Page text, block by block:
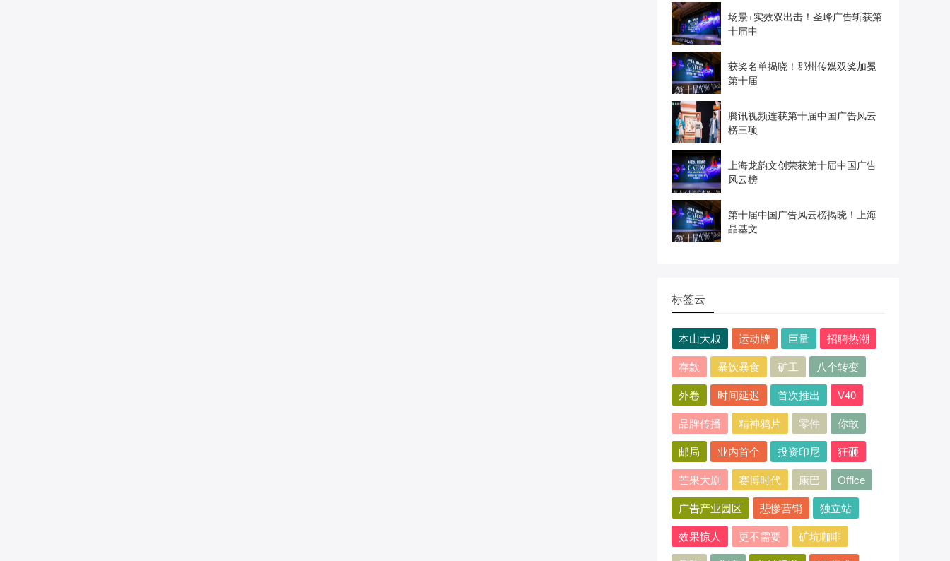
场景+实效双出击！圣峰广告斩获第
十届中
获奖名单揭晓！郡州传媒双奖加冕
第十届
腾讯视频连获第十届中国广告风云
榜三项
上海龙韵文创荣获第十届中国广告
风云榜
第十届中国广告风云榜揭晓！上海
晶基文
标签云
本山大叔 运动牌 巨量
招聘热潮
存款
暴饮暴食 矿工
八个转变
外卷
时间延迟 首次推出
V40
品牌传播
精神鸦片 零件
你敢
邮局
业内首个 投资印尼
狂砸
芒果大剧
赛博时代 康巴
Office
广告产业园区
悲惨营销
独立站
效果惊人
更不需要
矿坑咖啡